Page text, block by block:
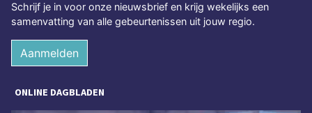
Schrijf je in voor onze nieuwsbrief en krijg wekelijks een
samenvatting van alle gebeurtenissen uit jouw regio.
Aanmelden
ONLINE DAGBLADEN